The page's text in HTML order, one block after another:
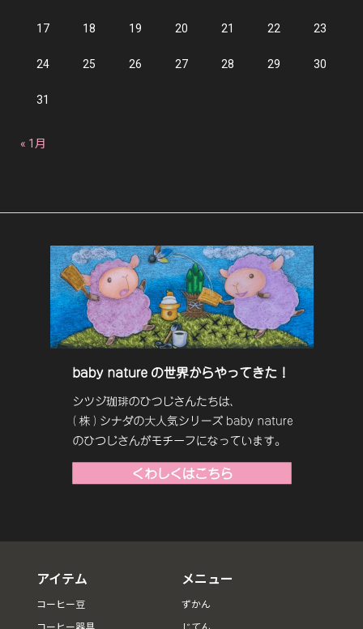
17 18 19 20 21 22 23
24 25 26 27 28 29 30
31
« 1月
アイテム
コーヒー豆
メニュー
ずかん